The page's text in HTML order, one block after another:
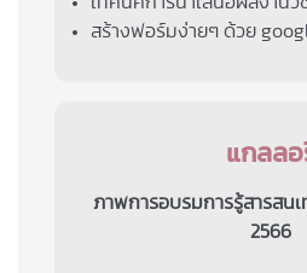
สร้างฟอร์มง่ายๆ ด้วย
แกลลอ
ภาพการอบรมการรู้สารสนเ
2566